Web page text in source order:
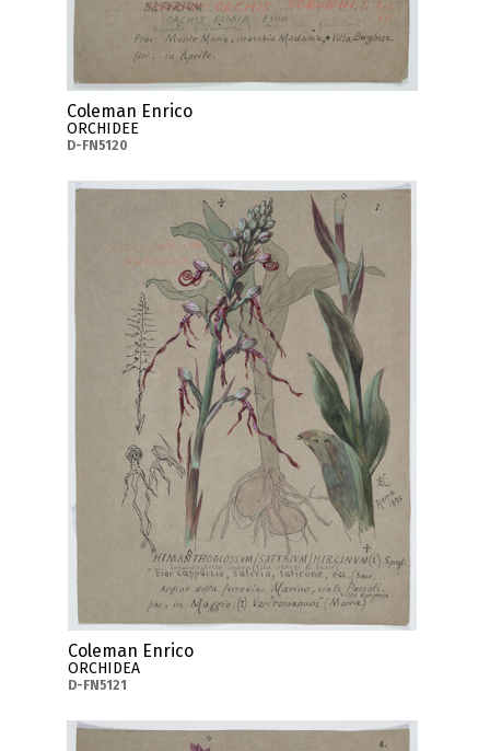
Coleman Enrico
ORCHIDEE
D-FN5120
Coleman Enrico
ORCHIDEA
D-FN5121